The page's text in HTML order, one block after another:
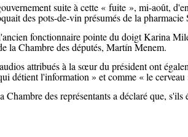
suite à cette « fuite », mi-août,
des pots-de-vin présumés de la
fonctionnaire pointe du doigt Karina
la Chambre des députés, Martín Menem.
attribués à la sœur du président ont
détient l'information » et comme « le cerveau
des représentants a déclaré que,